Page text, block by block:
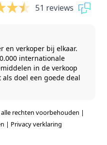
51 reviews
en verkoper bij elkaar.
internationale
in de verkoop
doel een goede deal
rechten voorbehouden |
| Privacy verklaring